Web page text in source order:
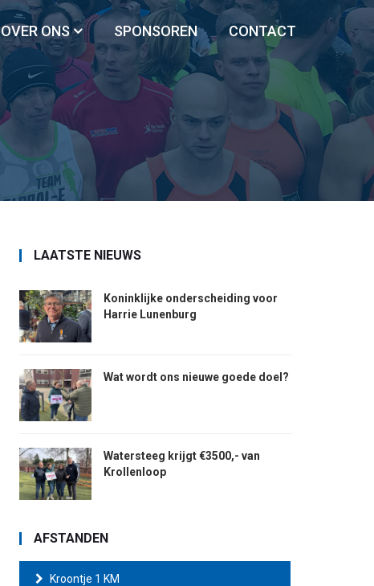
OVER ONS SPONSOREN CONTACT
LAATSTE NIEUWS
Koninklijke onderscheiding voor
Harrie Lunenburg
Wat wordt ons nieuwe goede doel?
Watersteeg krijgt €3500,- van
Krollenloop
AFSTANDEN
Kroontje 1 KM